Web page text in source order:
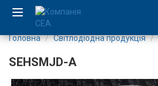
Головна Світлодіодна продукція
SEHSMJD-A